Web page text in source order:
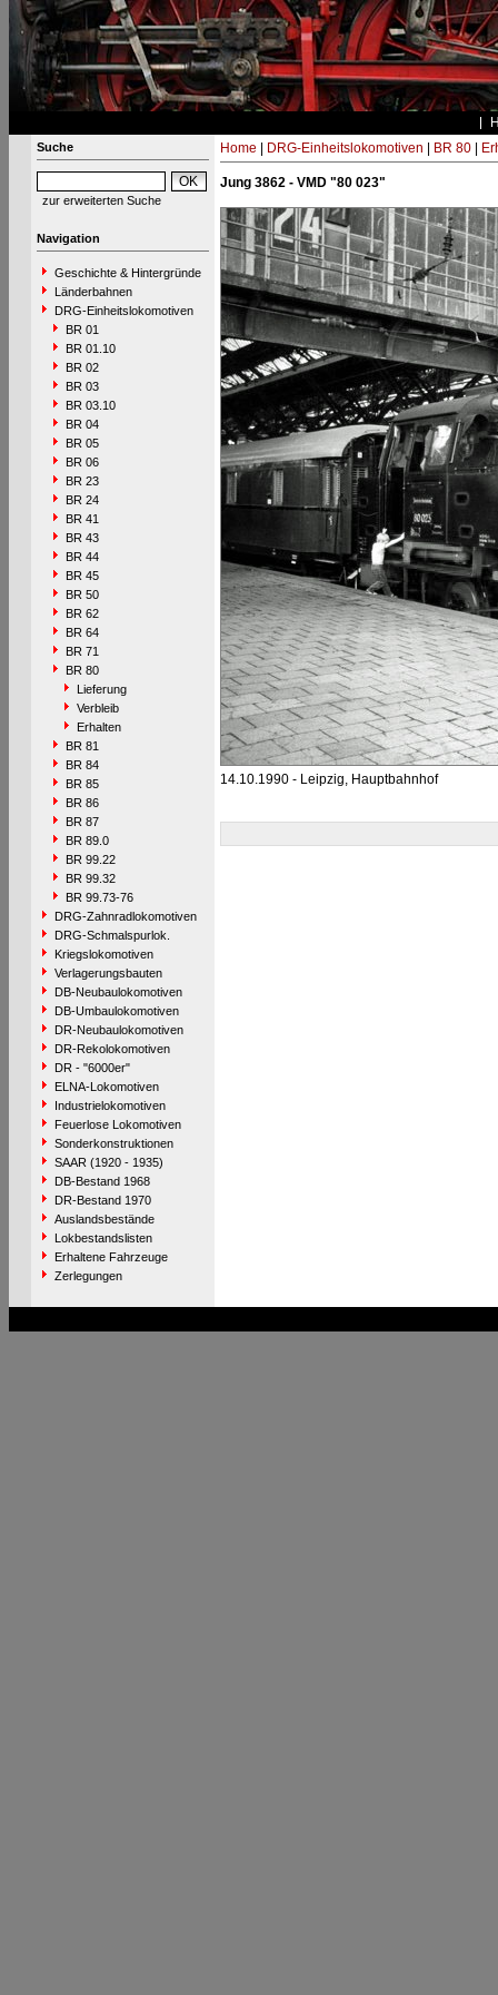
Suche
zur erweiterten Suche
Navigation
Geschichte & Hintergründe
Länderbahnen
DRG-Einheitslokomotiven
BR 01
BR 01.10
BR 02
BR 03
BR 03.10
BR 04
BR 05
BR 06
BR 23
BR 24
BR 41
BR 43
BR 44
BR 45
BR 50
BR 62
BR 64
BR 71
BR 80
Lieferung
Verbleib
Erhalten
BR 81
BR 84
BR 85
BR 86
BR 87
BR 89.0
BR 99.22
BR 99.32
BR 99.73-76
DRG-Zahnradlokomotiven
DRG-Schmalspurlok.
Kriegslokomotiven
Verlagerungsbauten
DB-Neubaulokomotiven
DB-Umbaulokomotiven
DR-Neubaulokomotiven
DR-Rekolokomotiven
DR - "6000er"
ELNA-Lokomotiven
Industrielokomotiven
Feuerlose Lokomotiven
Sonderkonstruktionen
SAAR (1920 - 1935)
DB-Bestand 1968
DR-Bestand 1970
Auslandsbestände
Lokbestandslisten
Erhaltene Fahrzeuge
Zerlegungen
Home DRG-Einheitslokomotiven BR 80|
Jung 3862 - VMD "80 023"
14.10.1990 - Leipzig, Hauptbahnhof